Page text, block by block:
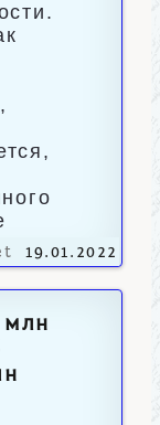
19.01.2022
млн